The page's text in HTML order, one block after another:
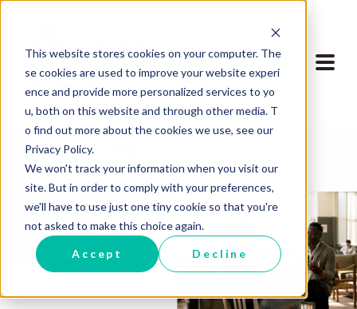
This website stores cookies on your computer. The
se cookies are used to improve your website experi
ence and provide more personalized services to yo
u, both on this website and through other media. T
o find out more about the cookies we use, see our
Privacy Policy.
We won't track your information when you visit our
site. But in order to comply with your preferences,
we'll have to use just one tiny cookie so that you're
not asked to make this choice again.
Accept Decline
ブログに戻る